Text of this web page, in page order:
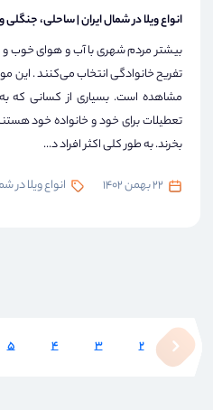
انواع ویلا در شمال ایران | ساحلی، جنگلی
بیشتر مردم شهری با آب و هوای خوب و
تفریح ​​خانوادگی انتخاب می‌کنند . این
مشاهده است. بسیاری از کسانی که
تعطیلات برای خود و خانواده خود
بخرند. به طور کلی اکثر افراد د...
22 بهمن 1402 انواع ویلا در
2
3
4
5